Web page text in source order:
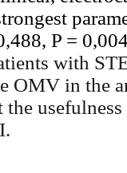
P =
with
OMV in the
usefulness